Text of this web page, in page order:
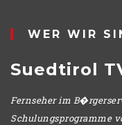
WER WIR
Suedtirol
Fernseher im
Schulungsprogramme